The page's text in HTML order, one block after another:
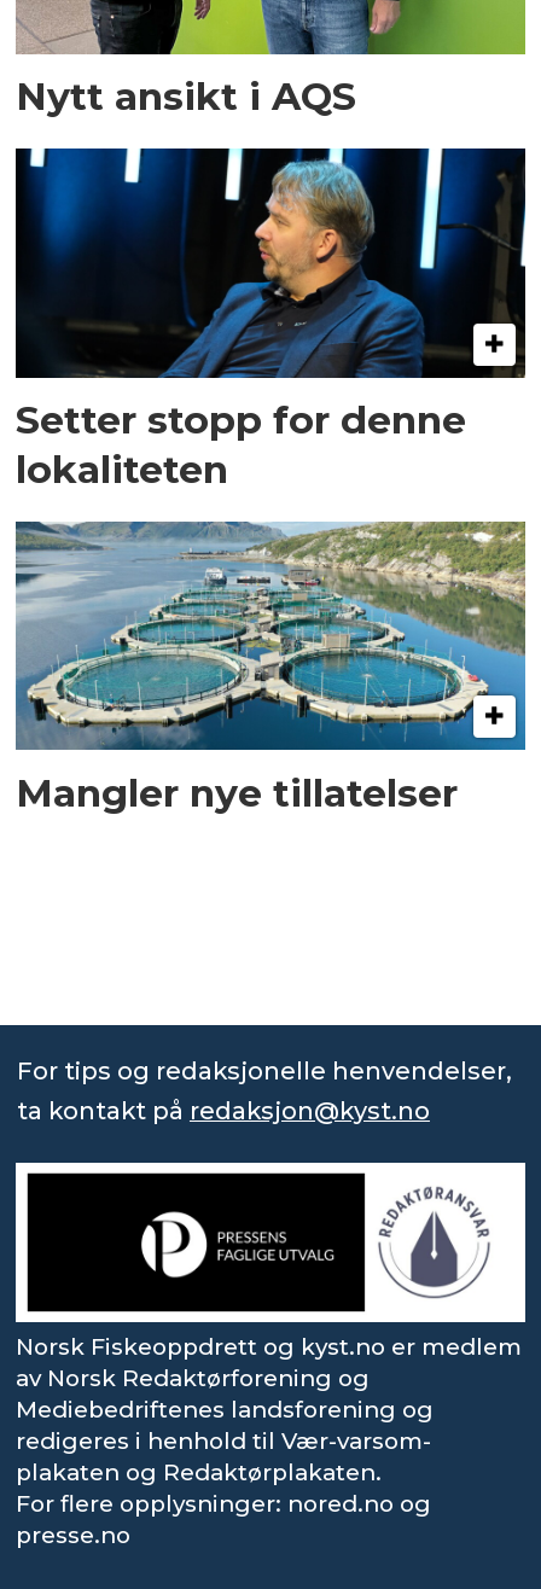
Nytt ansikt i AQS
Setter stopp for denne
lokaliteten
Mangler nye tillatelser
For tips og redaksjonelle henvendelser,
ta kontakt på redaksjon@kyst.no
Norsk Fiskeoppdrett og kyst.no er medlem
av Norsk Redaktørforening og
Mediebedriftenes landsforening og
redigeres i henhold til Vær-varsom-
plakaten og Redaktørplakaten.
For flere opplysninger: nored.no og
presse.no